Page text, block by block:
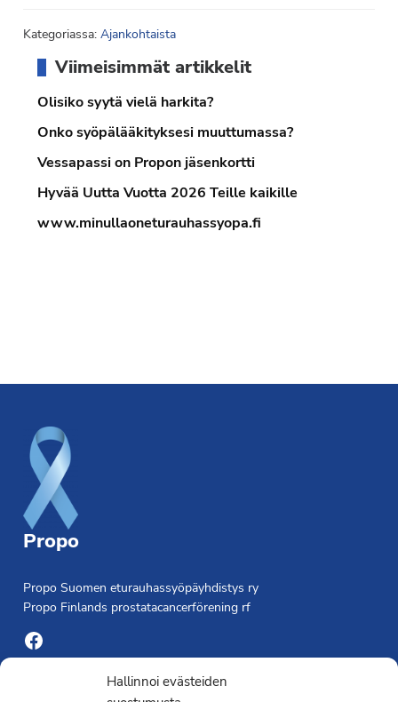
Hallinnoi evästeiden
Kategoriassa: Ajankohtaista
sivupalkki
Viimeisimmät artikkelit
Olisiko syytä vielä harkita?
Onko syöpälääkityksesi muuttumassa?
Vessapassi on Propon jäsenkortti
Hyvää Uutta Vuotta 2026 Teille kaikille
www.minullaoneturauhassyopa.fi
Propo
Propo Suomen eturauhassyöpäyhdistys ry
Propo Finlands prostatacancerförening rf
Facebook
Yhdistyksen toimisto